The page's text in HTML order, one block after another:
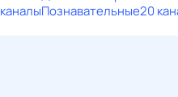
каналыПознавательные20